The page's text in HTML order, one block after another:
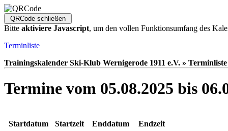
Bitte aktiviere Javascript, um den vollen Funktionsumfang des
Terminliste
Trainingskalender Ski-Klub Wernigerode 1911 e.V. » Terminliste
Termine vom 05.08.2025 bis
Startdatum Startzeit Enddatum Endzeit